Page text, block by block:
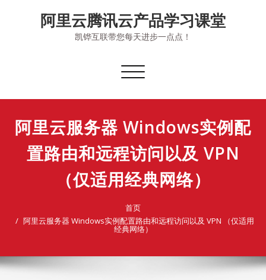
阿里云腾讯云产品学习课堂
凯铧互联带您每天进步一点点！
切
导
阿里云服务器 Windows实例配
置路由和远程访问以及 VPN
（仅适用经典网络）
首页
阿里云服务器 Windows实例配置路由和远程访问以及 VPN （仅适用
经典网络）